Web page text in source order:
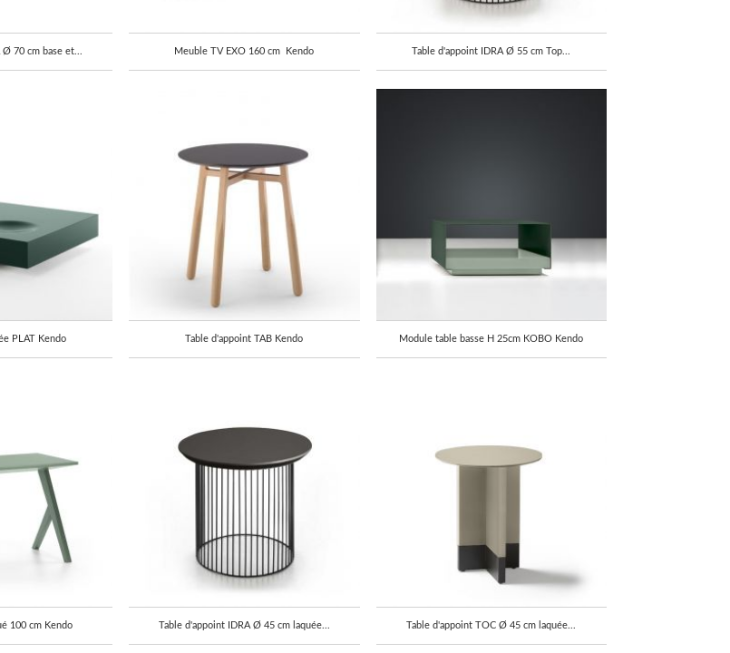
Ø 70 cm base et... Meuble TV EXO 160 cm Kendo Table d'appoint IDRA Ø 55 cm Top...
PLAT Kendo Table d'appoint TAB Kendo Module table basse H 25cm KOBO Kendo
100 cm Kendo Table d'appoint IDRA Ø 45 cm laquée... Table d'appoint TOC Ø 45 cm laquée...